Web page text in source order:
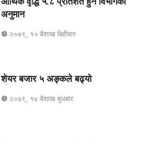
अनुमान
२०७९, १५ बैशाख बिहीबार
शेयर बजार ५ अङ्कले बढ्यो
२०७९, १४ बैशाख बुधबार